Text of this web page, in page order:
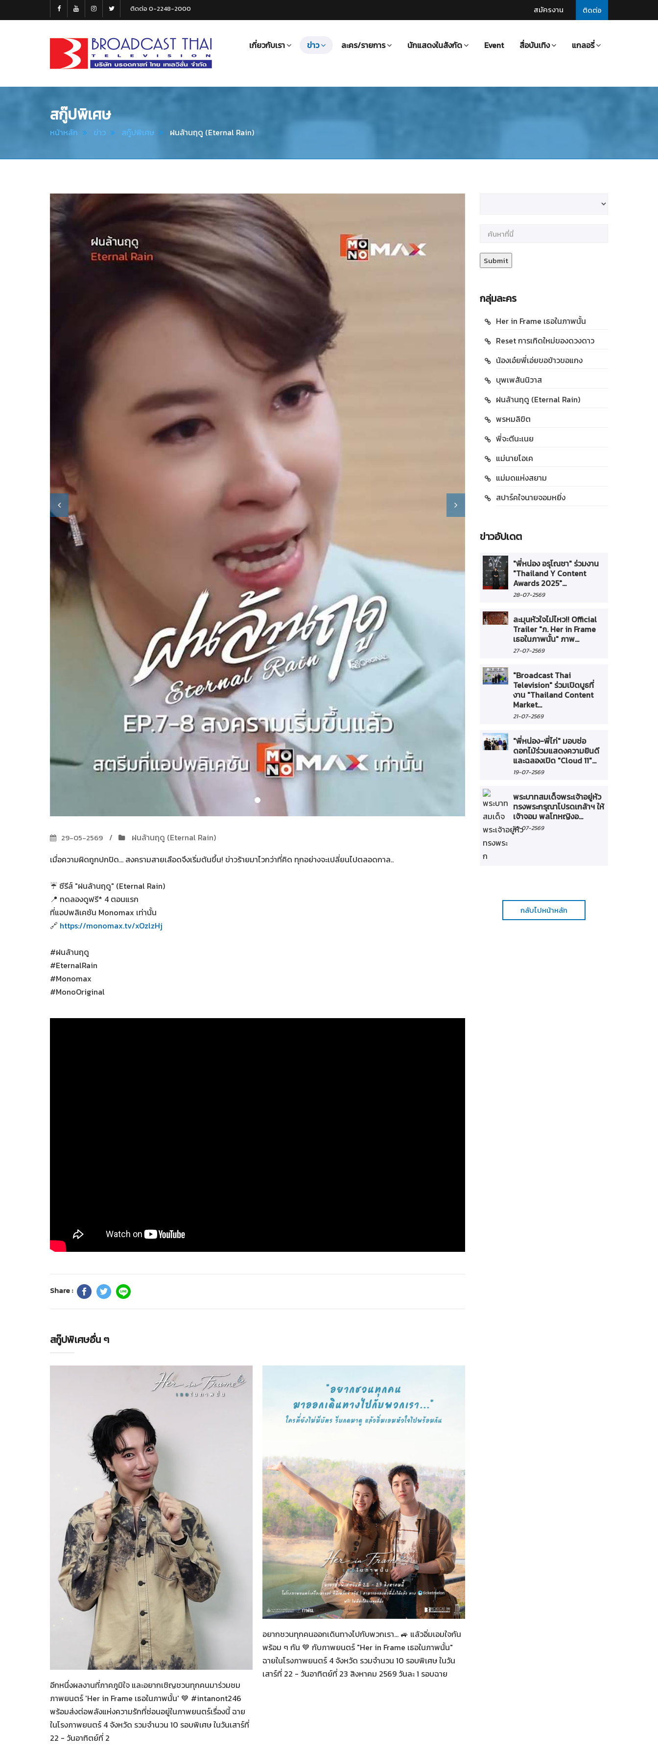
ติดต่อ
สมัครงาน
ติดต่อ 0-2248-2000
Thai
เกี่ยวกับเรา ข่าว ละคร/รายการ นักแสดงในสังกัด Event สื่อบันเทิง แกลอรี่
สกู๊ปพิเศษ
หน้าหลัก ข่าว สกู๊ปพิเศษ ฝนล้านฤดู (Eternal Rain)
29-05-2569
ฝนล้านฤดู (Eternal Rain)
เมื่อความผิดถูกปกปิด... สงครามสายเลือดจึงเริ่มต้นขึ้น! ข่าวร้ายมาไวกว่าที่คิด ทุกอย่างจะเปลี่ยนไปตลอดกาล..
☔ ซีรีส์ "ฝนล้านฤดู" (Eternal Rain)
📍 ทดลองดูฟรี* 4 ตอนแรก
ที่แอปพลิเคชัน Monomax เท่านั้น
🔗 https://monomax.tv/xOzlzHj
#ฝนล้านฤดู
#EternalRain
#Monomax
#MonoOriginal
Share :
สกู๊ปพิเศษอื่น ๆ
07-08-2569
Her in Frame เธอในภาพนั้น
อีกหนึ่งผลงานที่ภาคภูมิใจ และอยากเชิญชวนทุกคนมาร่วมชม
ภาพยนตร์ 'Her in Frame เธอในภาพนั้น' 💙 #intanont246
พร้อมส่งต่อพลังแห่งความรักที่ซ่อนอยู่ในภาพยนตร์เรื่องนี้ ฉาย
ในโรงภาพยนตร์ 4 จังหวัด รวมจำนวน 10 รอบพิเศษ ในวันเสาร์ที่
22 - วันอาทิตย์ที่ 2
07-08-2569
Her in Frame เธอในภาพนั้น
อยากชวนทุกคนออกเดินทางไปกับพวกเรา... 🚙 แล้วอิ่มเอมใจกัน
พร้อม ๆ กัน 💙 กับภาพยนตร์ "Her in Frame เธอในภาพนั้น"
ฉายในโรงภาพยนตร์ 4 จังหวัด รวมจำนวน 10 รอบพิเศษ ในวัน
เสาร์ที่ 22 - วันอาทิตย์ที่ 23 สิงหาคม 2569 วันละ 1 รอบฉาย
กลุ่มละคร
Her in Frame เธอในภาพนั้น
Reset การเกิดใหม่ของดวงดาว
น้องเอ๋ยพี่เอ่ยขอข้าวขอแกง
บุพเพสันนิวาส
ฝนล้านฤดู (Eternal Rain)
พรหมลิขิต
พี่จะตีนะเนย
แม่นายโอเค
แม่มดแห่งสยาม
สปาร์คใจนายจอมหยิ่ง
ข่าวอัปเดต
"พี่หน่อง อรุโณชา" ร่วมงาน
"Thailand Y Content
Awards 2025"...
28-07-2569
ละมุนหัวใจไม่ไหว!! Official
Trailer "ภ. Her in Frame
เธอในภาพนั้น" ภาพ...
27-07-2569
"Broadcast Thai
Television" ร่วมเปิดบูธที่
งาน "Thailand Content
Market...
21-07-2569
"พี่หน่อง-พี่ไก่" มอบช่อ
ดอกไม้ร่วมแสดงความยินดี
และฉลองเปิด "Cloud 11"...
19-07-2569
พระบาทสมเด็จพระเจ้าอยู่หัว
ทรงพระกรุณาโปรดเกล้าฯ ให้
เจ้าจอม พลโทหญิงอ...
16-07-2569
กลับไปหน้าหลัก